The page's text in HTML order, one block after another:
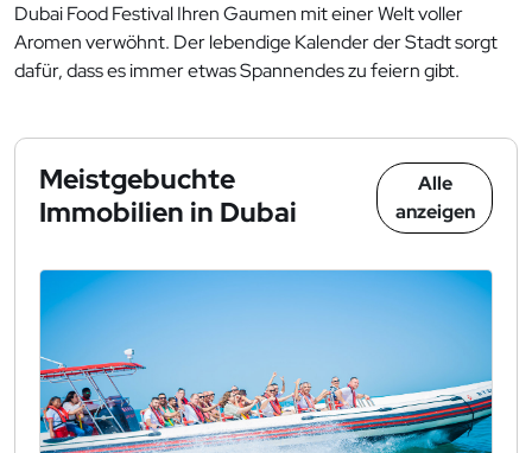
Dubai Food Festival Ihren Gaumen mit einer Welt voller
Aromen verwöhnt. Der lebendige Kalender der Stadt sorgt
dafür, dass es immer etwas Spannendes zu feiern gibt.
Meistgebuchte
Immobilien in Dubai
Alle
anzeigen